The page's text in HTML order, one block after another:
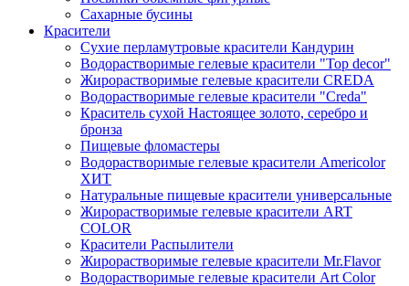
Сахарные бусины
Красители
Сухие перламутровые красители Кандурин
Водорастворимые гелевые красители "Top decor"
Жирорастворимые гелевые красители CREDA
Водорастворимые гелевые красители "Creda"
Краситель сухой Настоящее золото, серебро и
бронза
Пищевые фломастеры
Водорастворимые гелевые красители Americolor
ХИТ
Натуральные пищевые красители универсальные
Жирорастворимые гелевые красители ART
COLOR
Красители Распылители
Жирорастворимые гелевые красители Mr.Flavor
Водорастворимые гелевые красители Art Color